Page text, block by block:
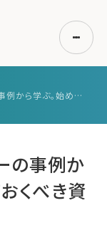
金融資産・不動産オーナーの事例から学ぶ。始める前に知っておくべき資産管理の正しい進め方
の事例か
くべき資